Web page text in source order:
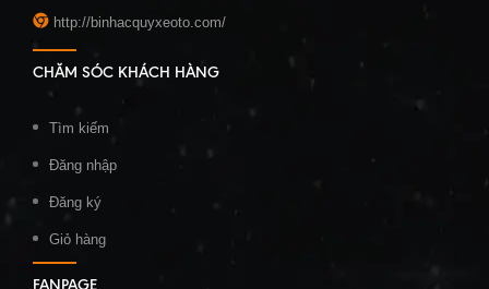
http://binhacquyxeoto.com/
CHĂM SÓC KHÁCH HÀNG
Tìm kiếm
Đăng nhập
Đăng ký
Giỏ hàng
FANPAGE